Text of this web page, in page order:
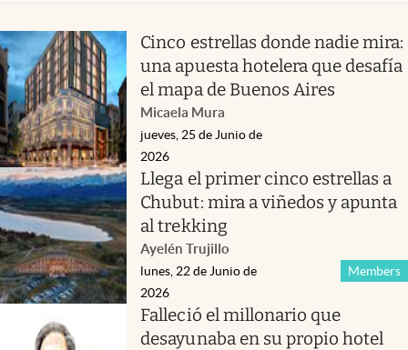
Cinco estrellas donde nadie mira:
una apuesta hotelera que desafía
el mapa de Buenos Aires
Micaela Mura
jueves, 25 de Junio de
2026
Llega el primer cinco estrellas a
Chubut: mira a viñedos y apunta
al trekking
Ayelén Trujillo
Members
lunes, 22 de Junio de
2026
Falleció el millonario que
desayunaba en su propio hotel